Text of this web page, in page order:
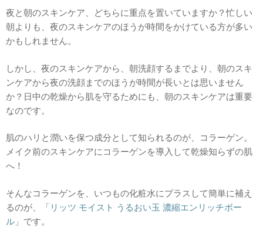
夜と朝のスキンケア、どちらに重点を置いていますか？忙しい
朝よりも、夜のスキンケアのほうが時間をかけている方が多い
かもしれません。
しかし、夜のスキンケアから、朝洗顔するまでより、朝のスキ
ンケアから夜の洗顔までのほうが時間が長いとは思いません
か？日中の乾燥から肌を守るためにも、朝のスキンケアは重要
なのです。
肌のハリと潤いを保つ成分として知られるのが、コラーゲン。
メイク前のスキンケアにコラーゲンを導入して乾燥知らずの肌
へ！
そんなコラーゲンを、いつもの化粧水にプラスして簡単に補え
るのが、「 リッツ モイスト うるおい玉 濃縮エンリッチボー
ル 」です。